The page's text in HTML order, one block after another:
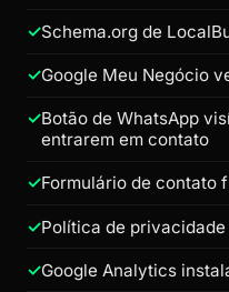
Schema.org de
Google Meu Negócio
Botão de WhatsApp
entrarem em contato
Formulário de contato
Política de privacidade
Google Analytics